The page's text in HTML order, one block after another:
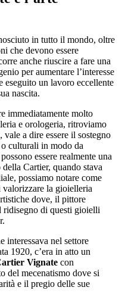
in tutto il mondo, oltre
che devono essere
anche riuscire a fare una
per aumentare l’interesse
eseguito un lavoro eccellente
nascita.
immediatamente molto
e orologeria, ritroviamo
a dire essere il sostegno
culturali in modo da
essere realmente una
Cartier, quando stava
possiamo notare come
valorizzare la gioielleria
dove, il pittore
ridisegno di questi gioielli
interessava nel settore
1920, c’era in atto un
Vignate con
del mecenatismo dove si
e il pregio delle sue